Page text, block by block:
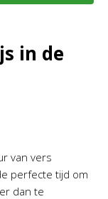
in de
van vers
perfecte tijd om
dan te